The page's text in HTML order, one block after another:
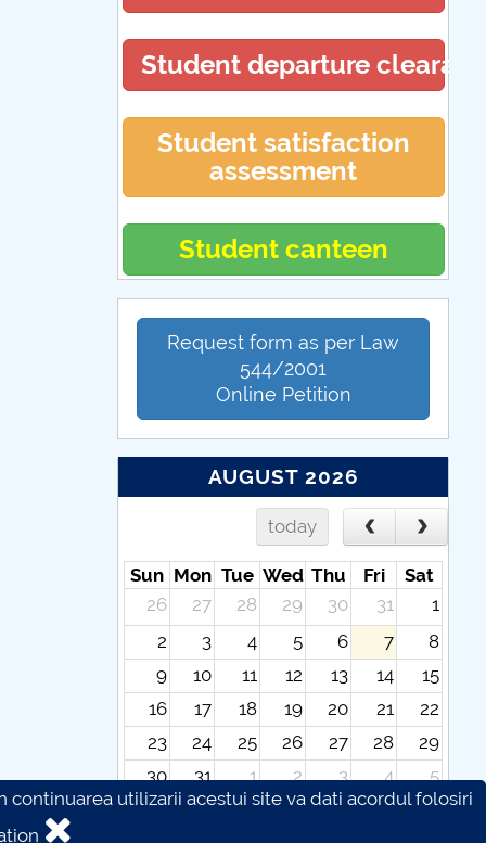
Student departure
Student satisfaction
assessment
Student canteen
Request form as per Law
544/2001
Online Petition
AUGUST 2026
today
Sun Mon Tue Wed Thu Fri
Sat
26
27 28 29 30 31
1
2
3 4 5 6 7
8
9
10 11 12 13 14
15
16
17 18 19 20 21
22
23
24 25 26 27 28
29
30
31 1 2 3 4
5
continuarea utilizarii acestui site va dati acordul folosiri